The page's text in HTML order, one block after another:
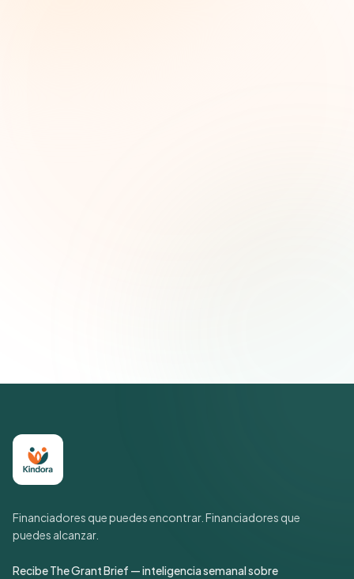
Financiadores que puedes encontrar. Financiadores que
puedes alcanzar.
Recibe The Grant Brief — inteligencia semanal sobre